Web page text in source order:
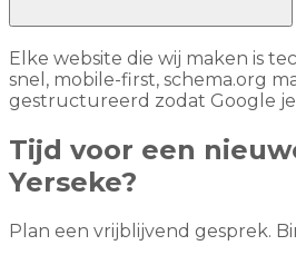
Elke website die wij maken is
snel, mobile-first, schema.org
gestructureerd zodat Google
Tijd voor een
Yerseke?
Plan een vrijblijvend gesprek.